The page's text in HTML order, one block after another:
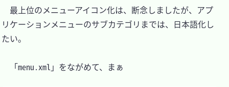
最上位のメニューアイコン化は、断念しましたが、アプ
リケーションメニューのサブカテゴリまでは、日本語化し
たい。
「menu.xml」をながめて、まぁ